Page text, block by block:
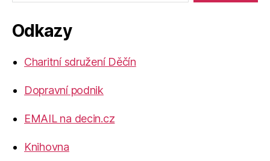
Odkazy
Charitní sdružení Děčín
Dopravní podnik
EMAIL na decin.cz
Knihovna